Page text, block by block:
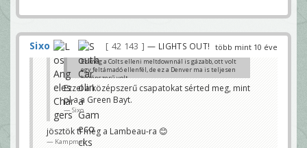
több mint 10 éve
Sixo 42 143 — LIGHTS OUT!
Ez még a Colts elleni meltdownnál is gázabb, ott volt
egy feltámadó ellenfél, de ez a Denver ma is teljesen
középszerű volt.
Kampman
Ezzel a középszerű csapatokat sérted meg, mint
pl a a Green Bayt.
Sixo
jösztök ti még a Lambeau-ra 😊
Kampman